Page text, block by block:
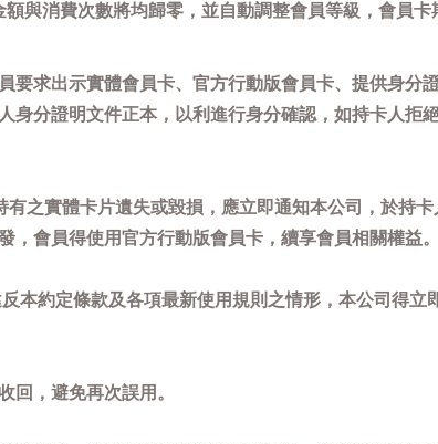
與消費次數將均歸零，並自動調整會員等級，會員
求出示實體會員卡、官方行動版會員卡、提供身分
分證明文件正本，以利進行身分確認，如持卡人拒
之實體卡片遺失或毀損，應立即通知本公司，於持
會員得使用官方行動版會員卡，續享會員相關權益。
本約定條款及各項最新使用規則之情形，本公司得立
回，避免再次誤用。